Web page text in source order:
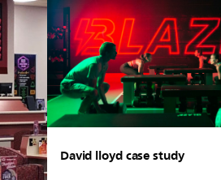
David lloyd case study